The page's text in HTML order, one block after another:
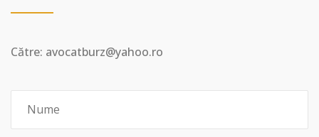
Către: avocatburz@yahoo.ro